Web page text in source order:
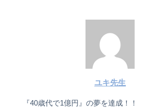
ユキ先生
『40歳代で1億円』の夢を達成！！